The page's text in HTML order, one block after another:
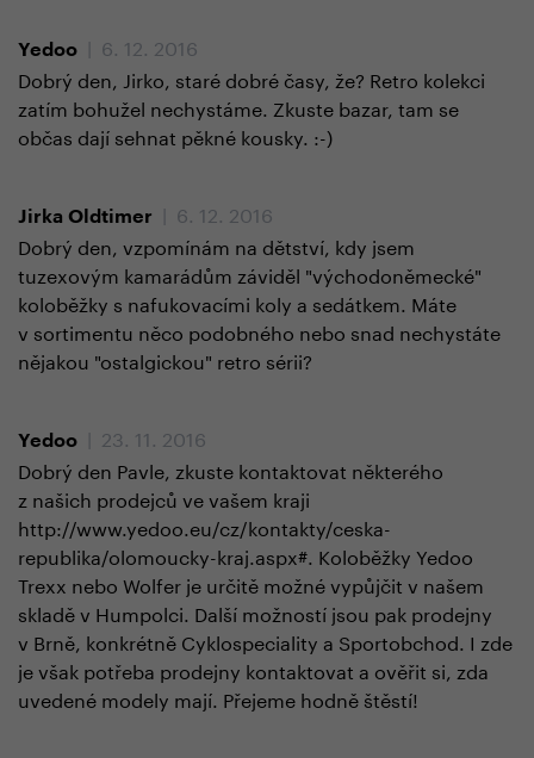
Yedoo
| 6. 12. 2016
Dobrý den, Jirko, staré dobré časy, že? Retro kolekci
zatím bohužel nechystáme. Zkuste bazar, tam se
občas dají sehnat pěkné kousky. :-)
Jirka Oldtimer
| 6. 12. 2016
Dobrý den, vzpomínám na dětství, kdy jsem
tuzexovým kamarádům záviděl "východoněmecké"
koloběžky s nafukovacími koly a sedátkem. Máte
v sortimentu něco podobného nebo snad nechystáte
nějakou "ostalgickou" retro sérii?
Yedoo
| 23. 11. 2016
Dobrý den Pavle, zkuste kontaktovat některého
z našich prodejců ve vašem kraji
http://www.yedoo.eu/cz/kontakty/ceska-
republika/olomoucky-kraj.aspx#. Koloběžky Yedoo
Trexx nebo Wolfer je určitě možné vypůjčit v našem
skladě v Humpolci. Další možností jsou pak prodejny
v Brně, konkrétně Cyklospeciality a Sportobchod. I zde
je však potřeba prodejny kontaktovat a ověřit si, zda
uvedené modely mají. Přejeme hodně štěstí!